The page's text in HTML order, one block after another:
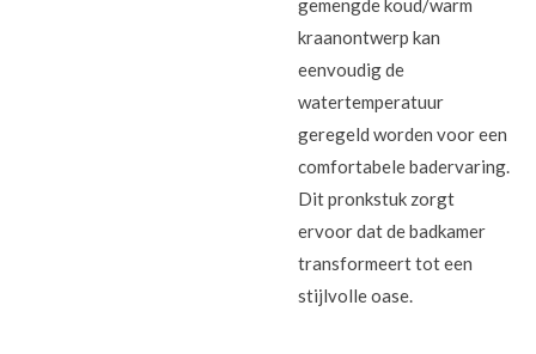
gemengde koud/warm
kraanontwerp kan
eenvoudig de
watertemperatuur
geregeld worden voor een
comfortabele badervaring.
Dit pronkstuk zorgt
ervoor dat de badkamer
transformeert tot een
stijlvolle oase.